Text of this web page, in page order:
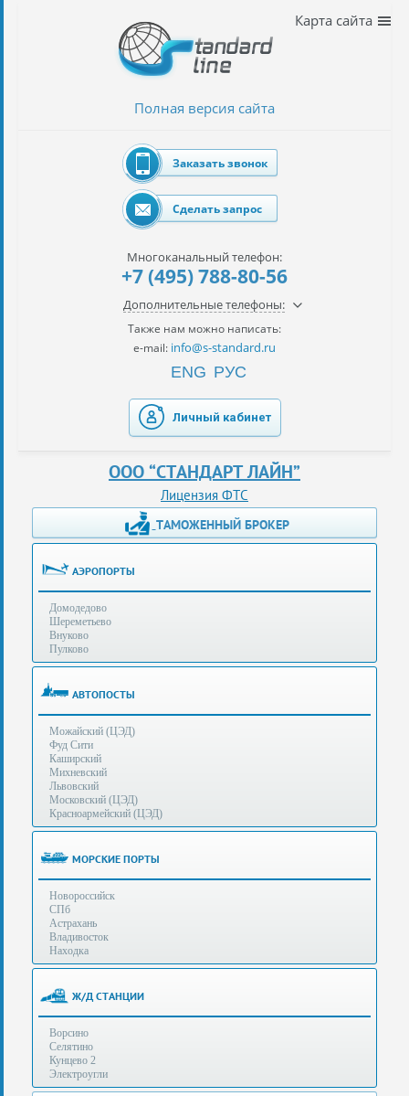
автомобилей
Получение
ЭЦП
за
сутки
услуги
Опыт
оформления
рекомендует
Таможенные
процедуры
(особенности):
Полезная
информация
Стоимость
услуг
Контакты
Заказать
звонок
Сделать
запрос
Полная версия сайта
Карта сайта
Заказать звонок
Сделать запрос
Многоканальный телефон:
+7 (495) 788-80-56
Дополнительные телефоны:
Также нам можно написать:
e-mail: info@s-standard.ru
ENG РУС
Личный кабинет
ООО “СТАНДАРТ ЛАЙН”
Лицензия ФТС
ТАМОЖЕННЫЙ БРОКЕР
АЭРОПОРТЫ
Домодедово
Шереметьево
Внуково
Пулково
АВТОПОСТЫ
Можайский (ЦЭД)
Фуд Сити
Каширский
Михневский
Львовский
Московский (ЦЭД)
Красноармейский (ЦЭД)
МОРСКИЕ ПОРТЫ
Новороссийск
СПб
Астрахань
Владивосток
Находка
Ж/Д СТАНЦИИ
Ворсино
Селятино
Кунцево 2
Электроугли